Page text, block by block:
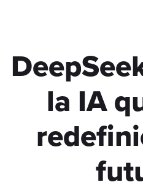
la IA